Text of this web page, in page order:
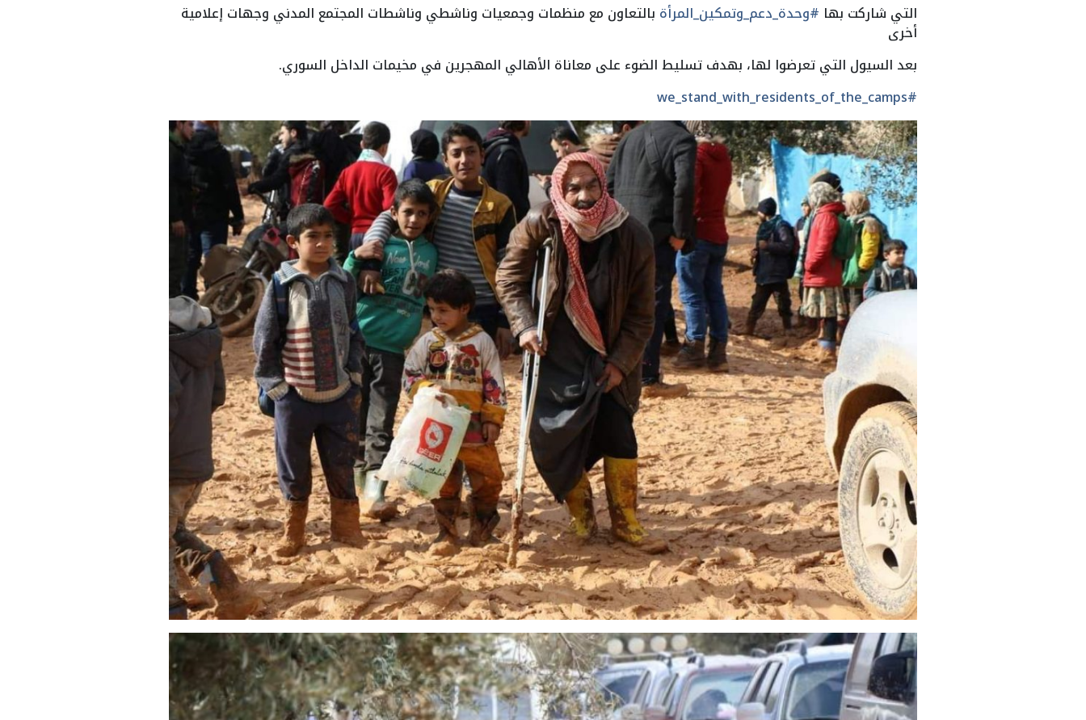
التي شاركت بها #وحدة_دعم_وتمكين_المرأة بالتعاون مع منظمات وجمعيات وناشطي وناشطات المجتمع المدني وجهات إعلامية
أخرى
بعد السيول التي تعرضوا لها، بهدف تسليط الضوء على معاناة الأهالي المهجرين في مخيمات الداخل السوري.
#we_stand_with_residents_of_the_camps